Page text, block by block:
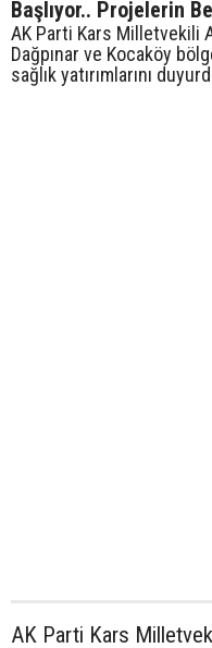
Başlıyor.. Projelerin
AK Parti Kars Milletvekili
Dağpınar ve Kocaköy
sağlık yatırımlarını
AK Parti Kars